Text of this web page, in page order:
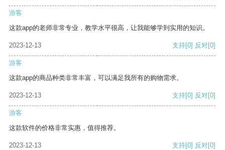
游客
这款app的老师非常专业，教学水平很高，让我能够学到实用的知识。
2023-12-13 支持[0] 反对[0]
游客
这款app的商品种类非常丰富，可以满足我所有的购物需求。
2023-12-13 支持[0] 反对[0]
游客
这款软件的价格非常实惠，值得推荐。
2023-12-13 支持[0] 反对[0]